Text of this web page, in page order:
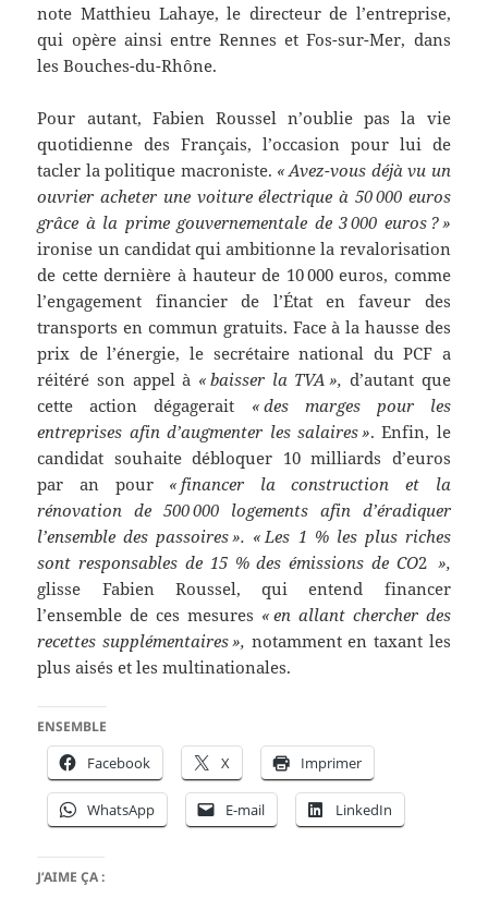
note Matthieu Lahaye, le directeur de l’entreprise,
qui opère ainsi entre Rennes et Fos-sur-Mer, dans
les Bouches-du-Rhône.
Pour autant, Fabien Roussel n’oublie pas la vie
quotidienne des Français, l’occasion pour lui de
tacler la politique macroniste. « Avez-vous déjà vu un
ouvrier acheter une voiture électrique à 50 000 euros
grâce à la prime gouvernementale de 3 000 euros ? »
ironise un candidat qui ambitionne la revalorisation
de cette dernière à hauteur de 10 000 euros, comme
l’engagement financier de l’État en faveur des
transports en commun gratuits. Face à la hausse des
prix de l’énergie, le secrétaire national du PCF a
réitéré son appel à « baisser la TVA », d’autant que
cette action dégagerait « des marges pour les
entreprises afin d’augmenter les salaires ». Enfin, le
candidat souhaite débloquer 10 milliards d’euros
par an pour « financer la construction et la
rénovation de 500 000 logements afin d’éradiquer
l’ensemble des passoires ». « Les 1 % les plus riches
sont responsables de 15 % des émissions de CO2 »,
glisse Fabien Roussel, qui entend financer
l’ensemble de ces mesures « en allant chercher des
recettes supplémentaires », notamment en taxant les
plus aisés et les multinationales.
ENSEMBLE
Facebook X Imprimer
WhatsApp E-mail LinkedIn
J’AIME ÇA :